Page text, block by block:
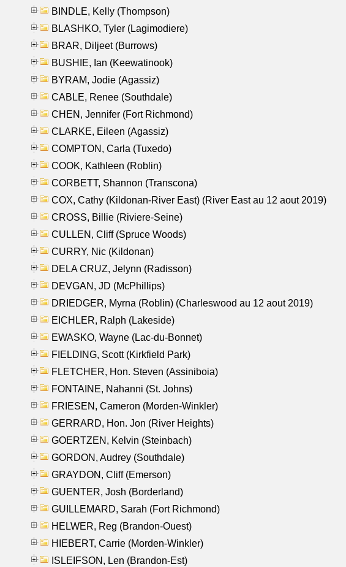
BINDLE, Kelly (Thompson)
BLASHKO, Tyler (Lagimodiere)
BRAR, Diljeet (Burrows)
BUSHIE, Ian (Keewatinook)
BYRAM, Jodie (Agassiz)
CABLE, Renee (Southdale)
CHEN, Jennifer (Fort Richmond)
CLARKE, Eileen (Agassiz)
COMPTON, Carla (Tuxedo)
COOK, Kathleen (Roblin)
CORBETT, Shannon (Transcona)
COX, Cathy (Kildonan-River East) (River East au 12 aout 2019)
CROSS, Billie (Riviere-Seine)
CULLEN, Cliff (Spruce Woods)
CURRY, Nic (Kildonan)
DELA CRUZ, Jelynn (Radisson)
DEVGAN, JD (McPhillips)
DRIEDGER, Myrna (Roblin) (Charleswood au 12 aout 2019)
EICHLER, Ralph (Lakeside)
EWASKO, Wayne (Lac-du-Bonnet)
FIELDING, Scott (Kirkfield Park)
FLETCHER, Hon. Steven (Assiniboia)
FONTAINE, Nahanni (St. Johns)
FRIESEN, Cameron (Morden-Winkler)
GERRARD, Hon. Jon (River Heights)
GOERTZEN, Kelvin (Steinbach)
GORDON, Audrey (Southdale)
GRAYDON, Cliff (Emerson)
GUENTER, Josh (Borderland)
GUILLEMARD, Sarah (Fort Richmond)
HELWER, Reg (Brandon-Ouest)
HIEBERT, Carrie (Morden-Winkler)
ISLEIFSON, Len (Brandon-Est)